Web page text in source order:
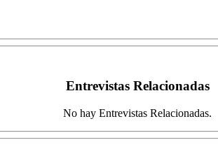
Entrevistas Relacionadas
No hay Entrevistas Relacionadas.